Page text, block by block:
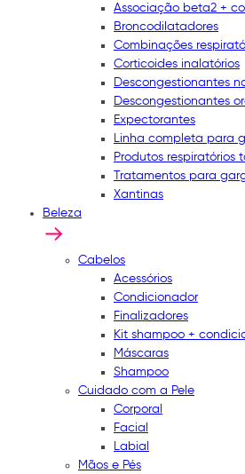
Associação beta2 +
Broncodilatadores
Combinações
Corticoides inalatórios
Descongestionantes
Descongestionantes
Expectorantes
Linha completa para
Produtos respiratórios
Tratamentos para
Xantinas
Beleza
Cabelos
Acessórios
Condicionador
Finalizadores
Kit shampoo +
Máscaras
Shampoo
Cuidado com a Pele
Corporal
Facial
Labial
Mãos e Pés